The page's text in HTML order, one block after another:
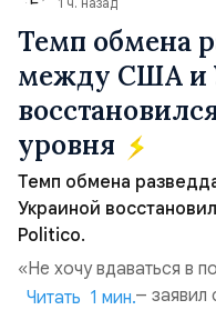
Темп обмена
между США и
уровня
Темп обмена
Украиной
Politico.
«Не хочу вдаваться в
улучшилась», —
Читать 1 мин.